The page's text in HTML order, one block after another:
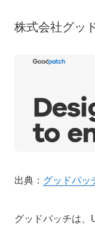
株式会社グッ
出典： グッドパッ
グッドパッチは、